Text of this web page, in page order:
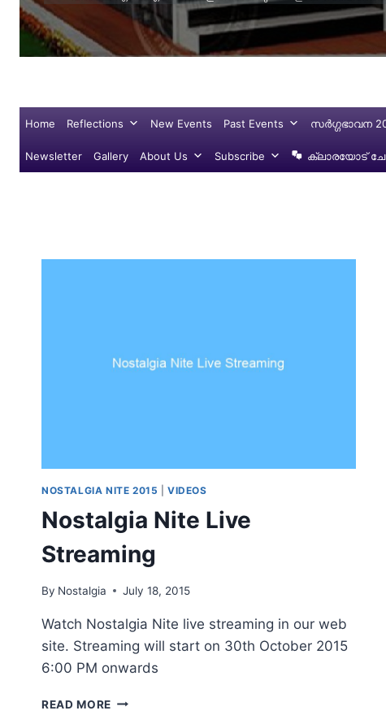
Home Reflections New Events Past Events സർഗ്ഗഭാവന
Newsletter Gallery About Us Subscribe ക്ലാരയോട്
NOSTALGIA NITE 2015 |VIDEOS
Nostalgia Nite Live
Streaming
By Nostalgia July 18, 2015
Watch Nostalgia Nite live streaming in our web
site. Streaming will start on 30th October 2015
6:00 PM onwards
READ MORE NOSTALGIA